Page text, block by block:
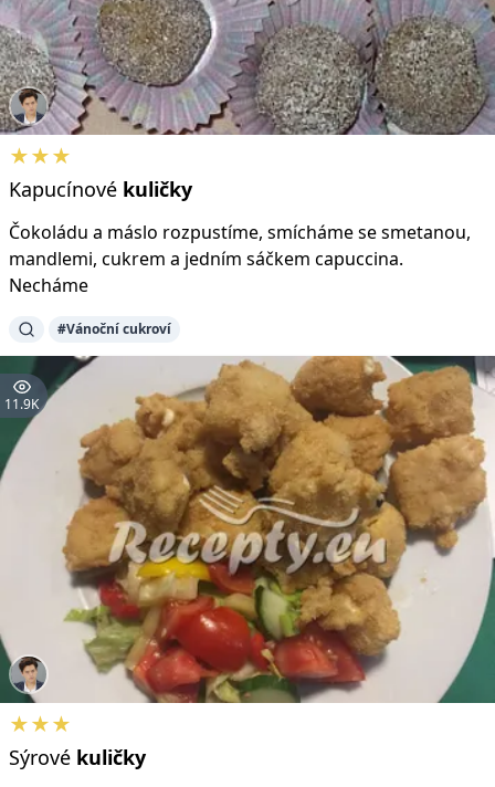
★★★
Kapucínové kuličky
Čokoládu a máslo rozpustíme, smícháme se smetanou,
mandlemi, cukrem a jedním sáčkem capuccina.
Necháme
#Vánoční cukroví
11.9K
★★★
Sýrové kuličky